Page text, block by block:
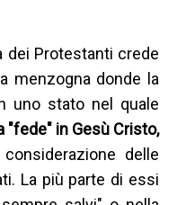
dei Protestanti crede
menzogna donde la
uno stato nel quale
"fede" in Gesù Cristo,
delle
La più parte di essi